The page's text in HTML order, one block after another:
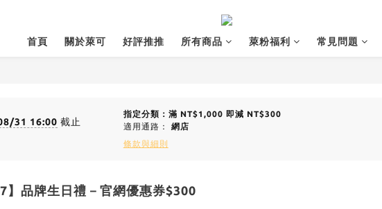
首頁 關於萊可 好評推推 所有商品 萊粉福利 常見問題
31 16:00 截止
指定分類：滿 NT$1,000 即減 NT$300
適用通路： 網店
條款與細則
】品牌生日禮－官網優惠券$300